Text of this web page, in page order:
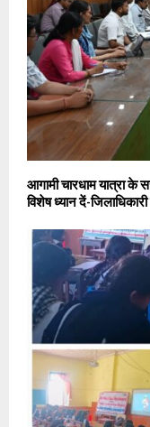
आगामी चारधाम यात्रा के
विशेष ध्यान दें-